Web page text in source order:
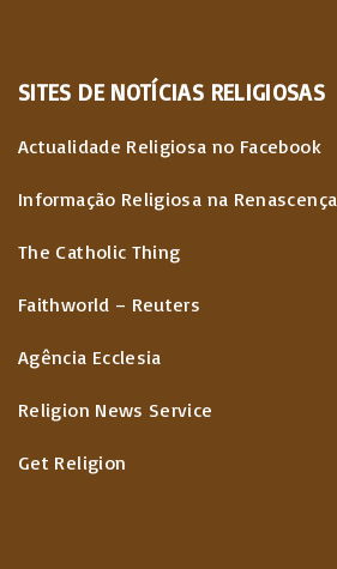
SITES DE NOTÍCIAS RELIGIOSAS
Actualidade Religiosa no Facebook
Informação Religiosa na Renascença
The Catholic Thing
Faithworld – Reuters
Agência Ecclesia
Religion News Service
Get Religion